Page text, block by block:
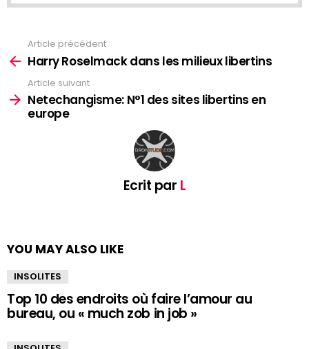
more
Article précédent
Harry Roselmack dans les milieux libertins
Article suivant
Netechangisme: N°1 des sites libertins en
europe
Ecrit par L
YOU MAY ALSO LIKE
INSOLITES
Top 10 des endroits où faire l’amour au
bureau, ou « much zob in job »